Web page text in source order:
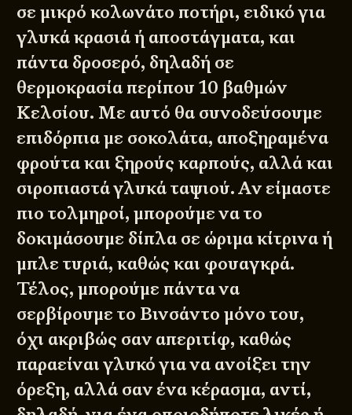
σε μικρό κολωνάτο ποτήρι, ειδικό για
γλυκά κρασιά ή αποστάγματα, και
πάντα δροσερό, δηλαδή σε
θερμοκρασία περίπου 10 βαθμών
Κελσίου. Με αυτό θα συνοδεύσουμε
επιδόρπια με σοκολάτα, αποξηραμένα
φρούτα και ξηρούς καρπούς, αλλά και
σιροπιαστά γλυκά ταψιού. Αν είμαστε
πιο τολμηροί, μπορούμε να το
δοκιμάσουμε δίπλα σε ώριμα κίτρινα ή
μπλε τυριά, καθώς και φουαγκρά.
Τέλος, μπορούμε πάντα να
σερβίρουμε το Βινσάντο μόνο του,
όχι ακριβώς σαν απεριτίφ, καθώς
παραείναι γλυκό για να ανοίξει την
όρεξη, αλλά σαν ένα κέρασμα, αντί,